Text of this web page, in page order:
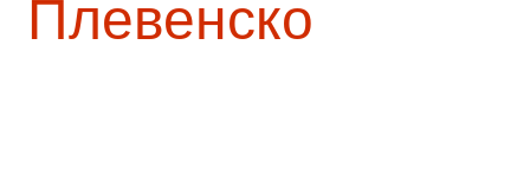
Плевенско